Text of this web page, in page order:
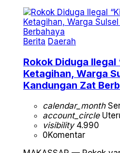
Berita Daerah
Rokok Diduga Ilegal
Ketagihan, Warga
Kandungan Zat
calendar_month
account_circle
visibility4.990
0Komentar